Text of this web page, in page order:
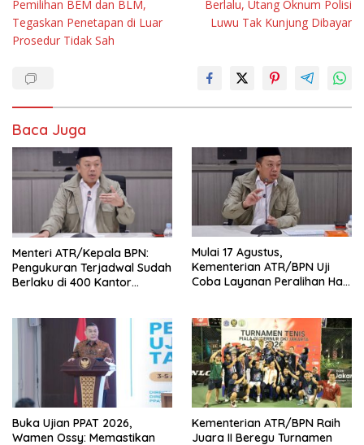
Pemilihan BEM dan BLM,
Tegaskan Penetapan di Luar
Prosedur Tidak Sah
Berlalu, Utang Oknum Polisi
Luwu Tak Kunjung Dibayar
Baca Juga
Menteri ATR/Kepala BPN:
Pengukuran Terjadwal Sudah
Berlaku di 400 Kantor
Mulai 17 Agustus,
Kementerian ATR/BPN Uji
Coba Layanan Peralihan Hak
Buka Ujian PPAT 2026,
Wamen Ossy: Memastikan
Kementerian ATR/BPN Raih
Juara II Beregu Turnamen